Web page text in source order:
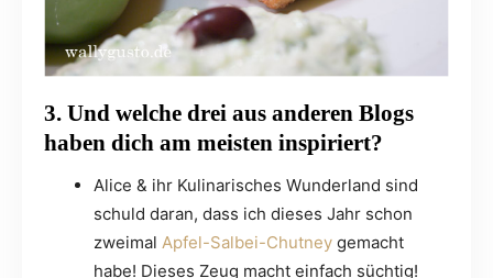
3. Und welche drei aus anderen Blogs
haben dich am meisten inspiriert?
Alice & ihr Kulinarisches Wunderland sind
schuld daran, dass ich dieses Jahr schon
zweimal Apfel-Salbei-Chutney gemacht
habe! Dieses Zeug macht einfach süchtig!